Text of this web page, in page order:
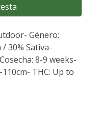
Género:
/ 30% Sativa-
8-9 weeks-
THC: Up to